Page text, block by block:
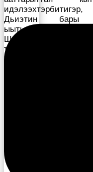
Дьиэтин бары
ыытыллыытыгар
Шелковников
тылларбытын
сыла эһигини үтүө